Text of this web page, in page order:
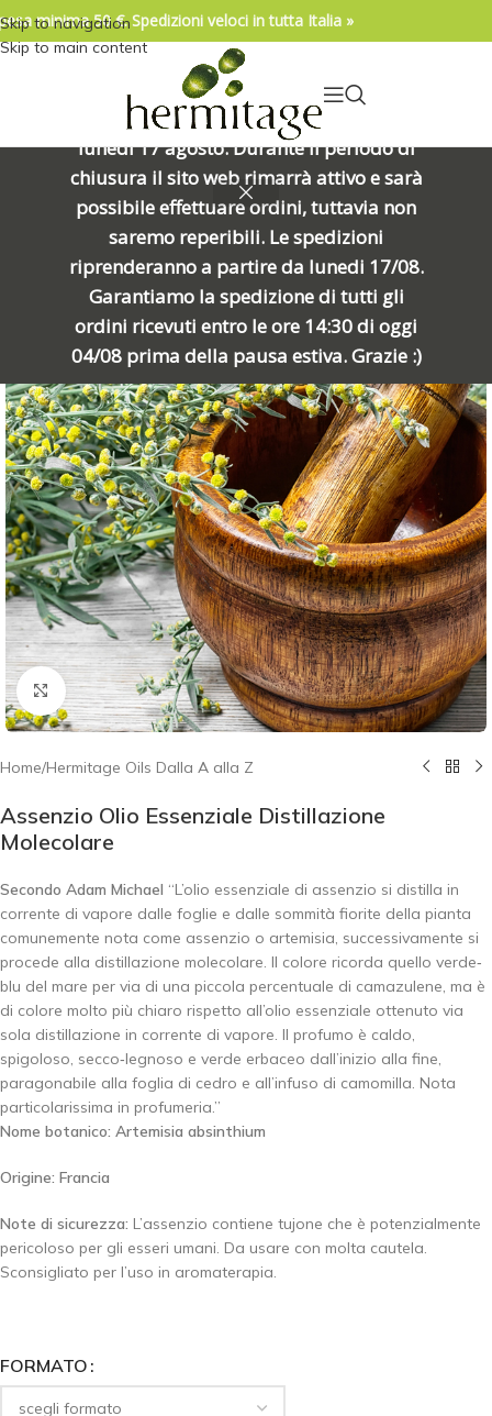
04/08/2026. IMPORTANTE, SI PREGA DI
LEGGERE: Venerdì 7 agosto alle ore
15:00 chiuderemo per una meritata
pausa e riapriremo alle ore 8:00 di
lunedì 17 agosto. Durante il periodo di
chiusura il sito web rimarrà attivo e sarà
possibile effettuare ordini, tuttavia non
saremo reperibili. Le spedizioni
riprenderanno a partire da lunedi 17/08.
Garantiamo la spedizione di tutti gli
ordini ricevuti entro le ore 14:30 di oggi
04/08 prima della pausa estiva. Grazie :)
Skip to navigation
Skip to main content
minima 50 €. Spedizioni veloci in tutta Italia »
Click to enlarge
Home/Hermitage Oils Dalla A alla Z
Assenzio Olio Essenziale Distillazione
Molecolare
Secondo Adam Michael “L’olio essenziale di assenzio si distilla in
corrente di vapore dalle foglie e dalle sommità fiorite della pianta
comunemente nota come assenzio o artemisia, successivamente si
procede alla distillazione molecolare. Il colore ricorda quello verde‐
blu del mare per via di una piccola percentuale di camazulene, ma è
di colore molto più chiaro rispetto all’olio essenziale ottenuto via
sola distillazione in corrente di vapore. Il profumo è caldo,
spigoloso, secco‐legnoso e verde erbaceo dall’inizio alla fine,
paragonabile alla foglia di cedro e all’infuso di camomilla. Nota
particolarissima in profumeria.”
Nome botanico: Artemisia absinthium
Origine: Francia
Note di sicurezza: L’assenzio contiene tujone che è potenzialmente
pericoloso per gli esseri umani. Da usare con molta cautela.
Sconsigliato per l’uso in aromaterapia.
FORMATO